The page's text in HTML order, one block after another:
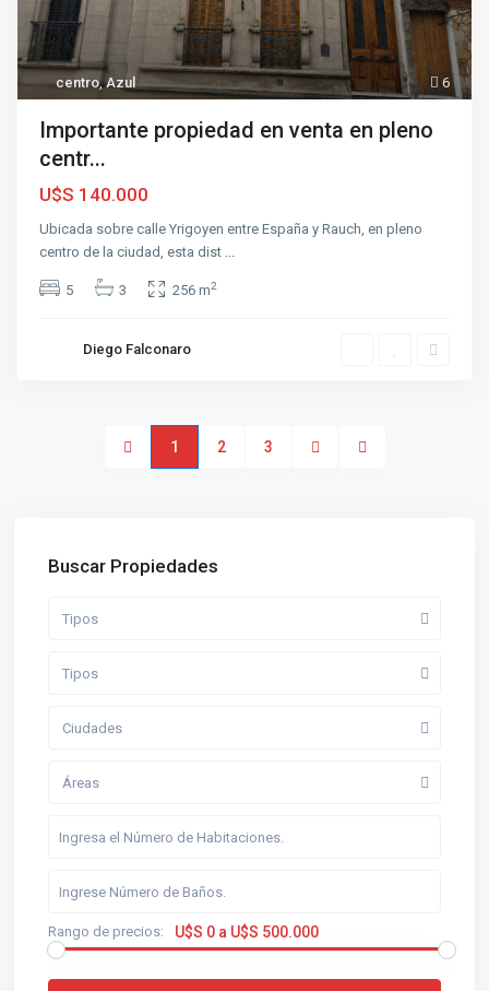
6
centro,Azul
Importante propiedad en venta en pleno
centr...
U$S 140.000
Ubicada sobre calle Yrigoyen entre España y Rauch, en pleno
centro de la ciudad, esta dist ...
5 3 256 m2
Diego Falconaro
1 2 3
Buscar Propiedades
Tipos
Tipos
Ciudades
Áreas
Rango de precios: U$S 0 a U$S 500.000